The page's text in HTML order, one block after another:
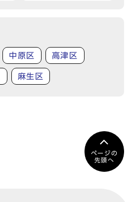
中原区 高津区
麻生区
ページの
先頭へ